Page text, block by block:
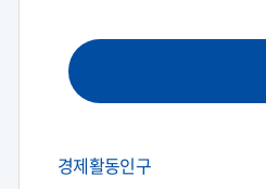
경제활동인구